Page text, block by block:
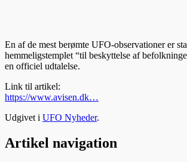
En af de mest berømte UFO-observationer er
hemmeligstemplet “til beskyttelse af
en officiel udtalelse.
Link til artikel:
https://www.avisen.dk…
Udgivet i UFO Nyheder.
Artikel navigation